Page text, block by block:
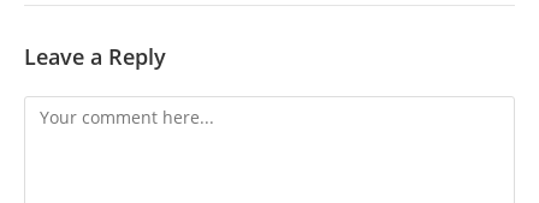
Leave a Reply